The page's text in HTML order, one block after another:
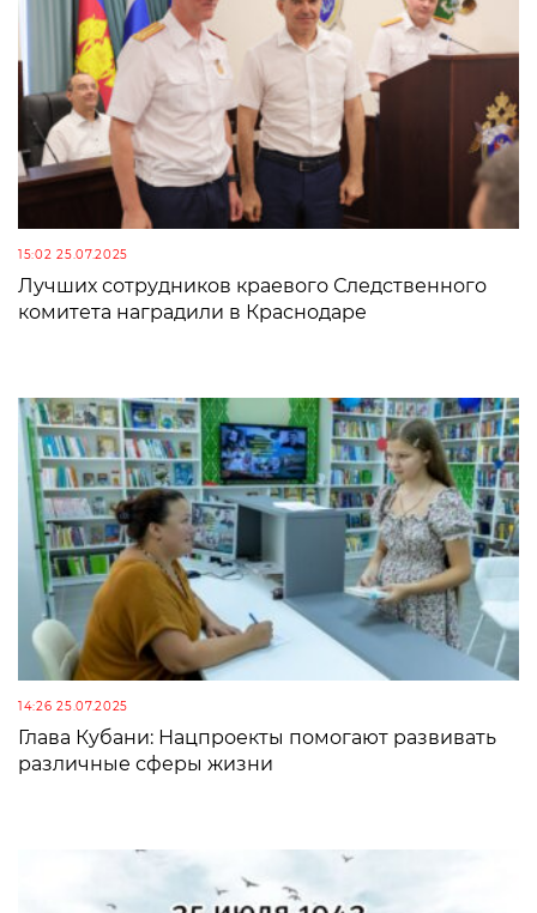
15:02 25.07.2025
Лучших сотрудников краевого Следственного
комитета наградили в Краснодаре
14:26 25.07.2025
Глава Кубани: Нацпроекты помогают развивать
различные сферы жизни